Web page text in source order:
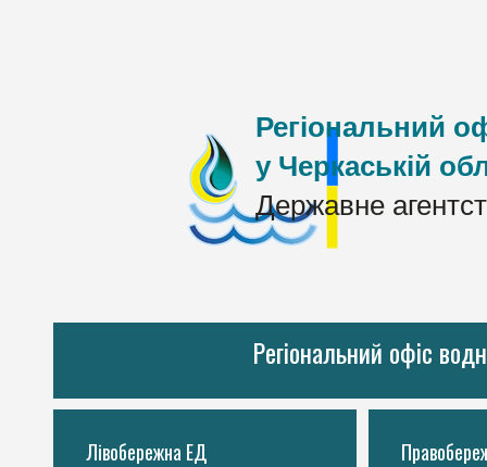
Регіональний
у Черкаській
Державне
Регіональний офіс
Лівобережна ЕД